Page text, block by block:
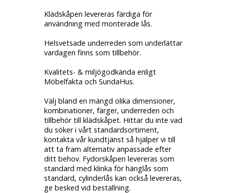
Klädskåpen levereras färdiga för
användning med monterade lås.
Helsvetsade underreden som underlättar
vardagen finns som tillbehör.
Kvalitets- & miljögodkända enligt
Möbelfakta och SundaHus.
Välj bland en mängd olika dimensioner,
kombinationer, färger, underreden och
tillbehör till klädskåpet. Hittar du inte vad
du söker i vårt standardsortiment,
kontakta vår kundtjänst så hjälper vi till
att ta fram alternativ anpassade efter
ditt behov. Fydorskåpen levereras som
standard med klinka för hänglås som
standard, cylinderlås kan också levereras,
ge besked vid beställning.